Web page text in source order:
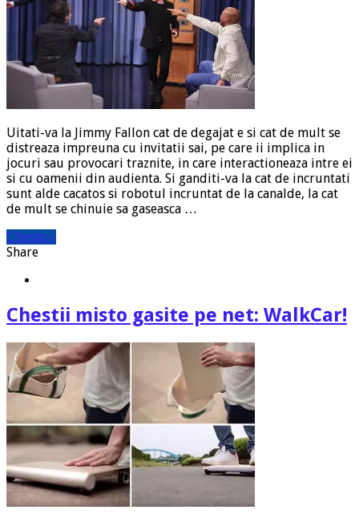
Uitati-va la Jimmy Fallon cat de degajat e si cat de mult se
distreaza impreuna cu invitatii sai, pe care ii implica in
jocuri sau provocari traznite, in care interactioneaza intre ei
si cu oamenii din audienta. Si ganditi-va la cat de incruntati
sunt alde cacatos si robotul incruntat de la canalde, la cat
de mult se chinuie sa gaseasca …
Citeste »
Share
Chestii misto gasite pe net: WalkCar!